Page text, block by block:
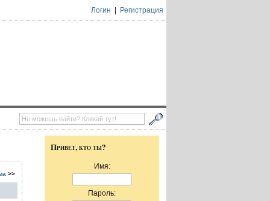
Логин Регистрация
>>
Привет, кто ты?
Имя:
Пароль: